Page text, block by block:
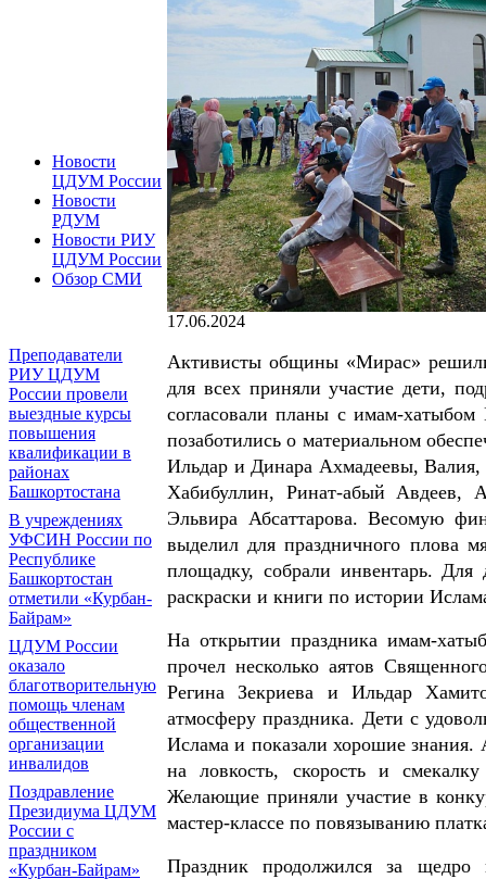
Новости
ЦДУМ России
Новости
РДУМ
Новости РИУ
ЦДУМ России
Обзор СМИ
Преподаватели
РИУ ЦДУМ
России провели
выездные курсы
повышения
квалификации в
районах
Башкортостана
В учреждениях
УФСИН России по
Республике
Башкортостан
отметили «Курбан-
Байрам»
ЦДУМ России
оказало
благотворительную
помощь членам
общественной
организации
инвалидов
Поздравление
Президиума ЦДУМ
России с
праздником
«Курбан-Байрам»
17.06.2024
Активисты общины «Мирас»
для всех приняли участие дети,
согласовали планы с имам-
позаботились о материальном
Ильдар и Динара Ахмадеевы,
Хабибуллин, Ринат-абый Авдеев,
Эльвира Абсаттарова. Весомую
выделил для праздничного плова
площадку, собрали инвентарь. Для
раскраски и книги по истории
На открытии праздника имам-
прочел несколько аятов
Регина Зекриева и Ильдар
атмосферу праздника. Дети с
Ислама и показали хорошие знания.
на ловкость, скорость и
Желающие приняли участие в
мастер-классе по повязыванию
Праздник продолжился за